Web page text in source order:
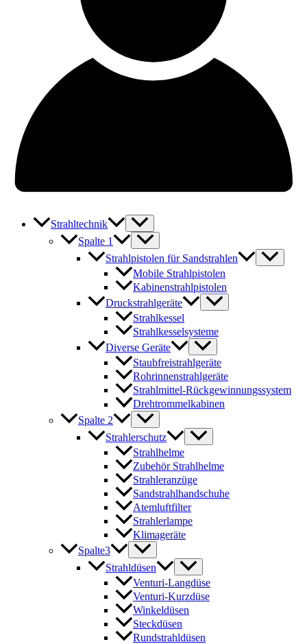
Strahltechnik
Spalte 1
Strahlpistolen für Sandstrahlen
Mobile Strahlpistolen
Kabinenstrahlpistolen
Druckstrahlgeräte
Strahlkessel
Strahlkesselsysteme
Diverse Geräte
Staubfreistrahlgeräte
Rohrinnenstrahlgeräte
Strahlmittel-Rückgewinnungssystem
Drehtrommelkabinen
Spalte 2
Strahlerschutz
Strahlhelme
Zubehör Strahlhelme
Strahleranzüge
Sandstrahlhandschuhe
Atemluftfilter
Strahlerlampe
Klimageräte
Spalte3
Strahldüsen
Venturi-Langdüse
Venturi-Kurzdüse
Winkeldüsen
Steckdüsen
Rundstrahldüsen